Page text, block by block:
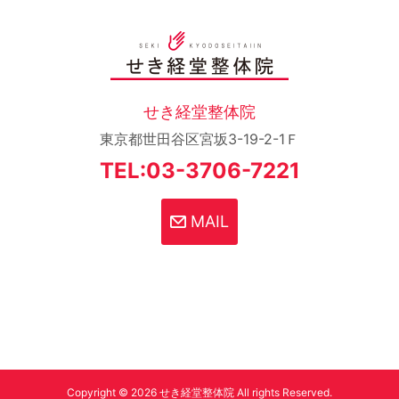
せき経堂整体院
東京都世田谷区宮坂3-19-2-1Ｆ
TEL:03-3706-7221
MAIL
Copyright © 2026 せき経堂整体院 All rights Reserved.